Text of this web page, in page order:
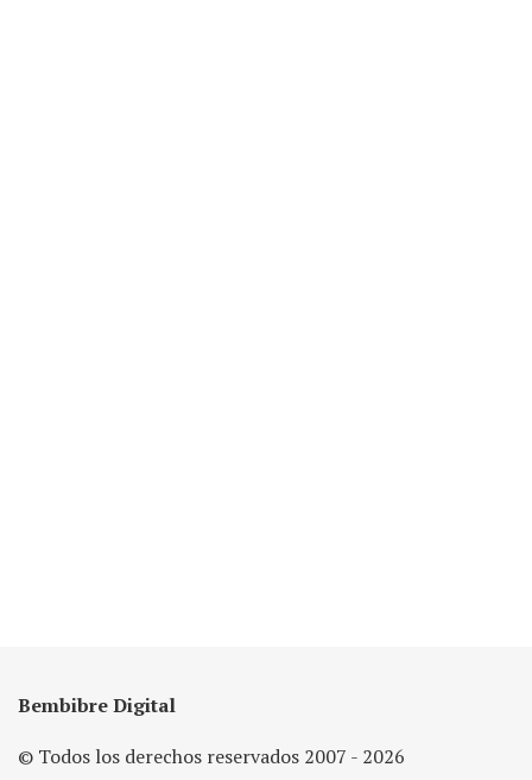
Bembibre Digital
© Todos los derechos reservados 2007 - 2026